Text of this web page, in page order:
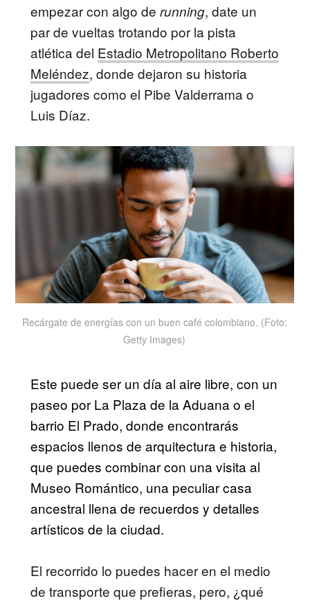
empezar con algo derunning, date un
par de vueltas trotando por la pista
atlética del Estadio Metropolitano Roberto
Meléndez, donde dejaron su historia
jugadores como el Pibe Valderrama o
Luis Díaz.
Recárgate de energías con un buen café colombiano. (Foto:
Getty Images)
Este puede ser un día al aire libre, con un
paseo por La Plaza de la Aduana o el
barrio El Prado, donde encontrarás
espacios llenos de arquitectura e historia,
que puedes combinar con una visita al
Museo Romántico, una peculiar casa
ancestral llena de recuerdos y detalles
artísticos de la ciudad.
El recorrido lo puedes hacer en el medio
de transporte que prefieras, pero, ¿qué